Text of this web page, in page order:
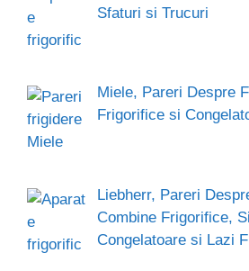
Sfaturi si Trucuri
Miele, Pareri Despre
Frigorifice si
Liebherr, Pareri
Combine Frigorifice,
Congelatoare si Lazi